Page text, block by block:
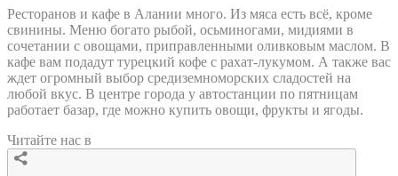
Ресторанов и кафе в Алании много. Из мяса есть всё, кроме
свинины. Меню богато рыбой, осьминогами, мидиями в
сочетании с овощами, приправленными оливковым маслом. В
кафе вам подадут турецкий кофе с рахат-лукумом. А также вас
ждет огромный выбор средиземноморских сладостей на
любой вкус. В центре города у автостанции по пятницам
работает базар, где можно купить овощи, фрукты и ягоды.
Читайте нас в